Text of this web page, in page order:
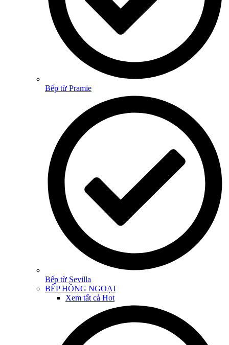
Bếp từ Pramie
Bếp từ Sevilla
BẾP HỒNG NGOẠI
Xem tất cả Hot